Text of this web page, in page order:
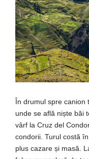
În drumul spre canion
unde se află niște băi
vârf la Cruz del
condorii. Turul costă
plus cazare și masă.